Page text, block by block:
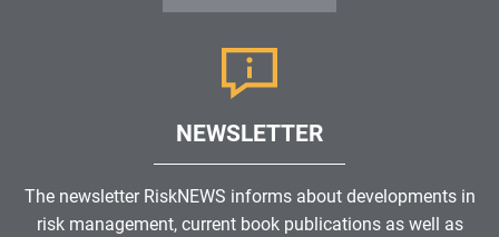
NEWSLETTER
The newsletter RiskNEWS informs about developments in
risk management, current book publications as well as